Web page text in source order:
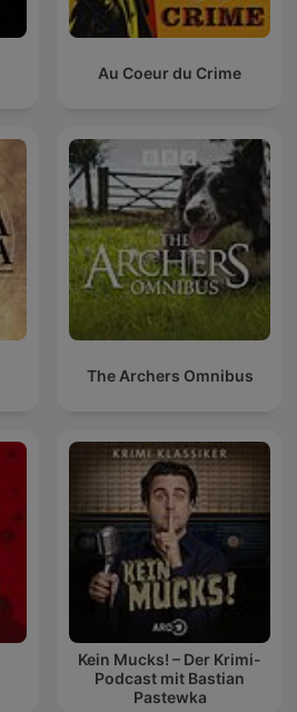
Au Coeur du Crime
The Archers Omnibus
Kein Mucks! – Der Krimi-
Podcast mit Bastian
Pastewka